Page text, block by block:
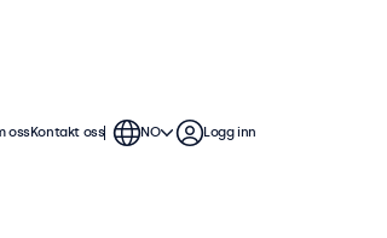
ossKontakt oss NO Logg inn